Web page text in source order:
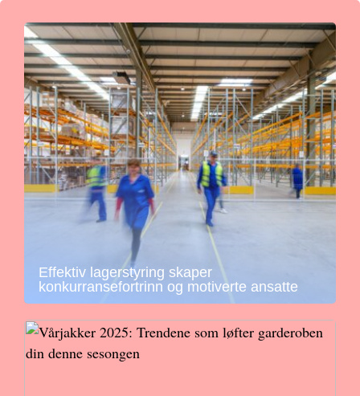
Effektiv lagerstyring skaper
konkurransefortrinn og motiverte ansatte